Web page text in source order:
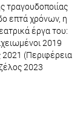
τραγουδοποιίας
επτά χρόνων, η
έργα του:
2019
(Περιφέρεια
2023